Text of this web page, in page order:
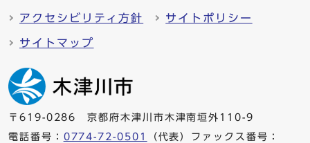
アクセシビリティ方針 サイトポリシー
サイトマップ
〒619-0286 京都府木津川市木津南垣外110-9
電話番号： 0774-72-0501
（代表）ファックス番号：